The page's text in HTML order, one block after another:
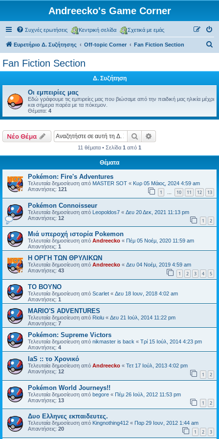
Andreecko's Game Corner
Συχνές ερωτήσεις Κεντρική σελίδα Σχετικά με εμάς
Ευρετήριο Δ. Συζήτησης Off-topic Corner Fan Fiction Section
τ
Fan Fiction Section
Δ. Συζήτηση
Οι εμπειρίες μας
Εδώ γράφουμε τις εμπιρείες μας που βιώσαμε από την παιδική μας ηλικία μέχρι
και σήμερα παρέα με τα πόκεμον.
Θέματα: 4
Νέο Θέμα Αναζήτηση
11 θέματα • Σελίδα 1 από 1
Θέματα
Pokémon: Fire's Adventures
Τελευταία δημοσίευση από MASTER SOT « Κυρ 05 Μάιος, 2024 4:59 am
Απαντήσεις: 121 1 … 10 11 12 13
Pokémon Connoisseur
Τελευταία δημοσίευση από Leopoldos7 « Δευ 20 Δεκ, 2021 11:13 pm
Απαντήσεις: 12 1 2
Μιά υπεροχή ιστορία Pokemon
Τελευταία δημοσίευση από Andreecko « Πέμ 05 Νοέμ, 2020 11:59 am
Απαντήσεις: 1
Η ΟΡΓΗ ΤΩΝ ΘΡΥΛΙΚΩΝ
Τελευταία δημοσίευση από Andreecko « Δευ 04 Νοέμ, 2019 4:59 am
Απαντήσεις: 43 1 2 3 4 5
ΤΟ ΒΟΥΝΟ
Τελευταία δημοσίευση από Scarlet « Δευ 18 Ιουν, 2018 4:02 am
Απαντήσεις: 1
MARIO'S ADVENTURES
Τελευταία δημοσίευση από Riolu « Δευ 21 Ιούλ, 2014 11:22 pm
Απαντήσεις: 7
Pokémon: Supreme Victors
Τελευταία δημοσίευση από nikmaster is back « Τρί 15 Ιούλ, 2014 4:23 pm
Απαντήσεις: 4
IaS :: το Χρονικό
Τελευταία δημοσίευση από Andreecko « Τετ 17 Ιούλ, 2013 4:02 pm
Απαντήσεις: 12 1 2
Pokémon World Journeys!!
Τελευταία δημοσίευση από begore « Πέμ 26 Ιούλ, 2012 11:53 pm
Απαντήσεις: 13 1 2
Δυο Ελληνες εκπαιδευτες.
Τελευταία δημοσίευση από Kingnothing412 « Παρ 29 Ιουν, 2012 1:44 am
Απαντήσεις: 20 1 2 3